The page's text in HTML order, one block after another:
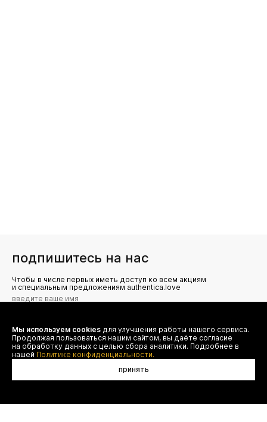
подпишитесь на нас
Чтобы в числе первых иметь доступ ко всем акциям
и специальным предложениям authentica.love
Я даю согласие на сбор, обработку и хранение моих
персональных данных (имя, email, телефон) для получения
рекламных и информационных рассылок от ООО 'БТ
Юнайтед', а также ознакомлен(а) с
Политикой конфиденциальности
Мы используем cookies для улучшения работы нашего сервиса.
Продолжая пользоваться нашим сайтом, вы даёте согласие
на обработку данных с целью сбора аналитики. Подробнее в
нашей Политике конфиденциальности.
принять